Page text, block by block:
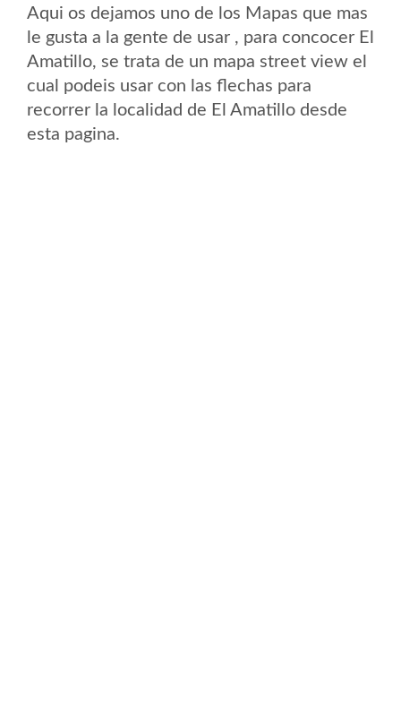
Aqui os dejamos uno de los Mapas que mas
le gusta a la gente de usar , para concocer El
Amatillo, se trata de un mapa street view el
cual podeis usar con las flechas para
recorrer la localidad de El Amatillo desde
esta pagina.